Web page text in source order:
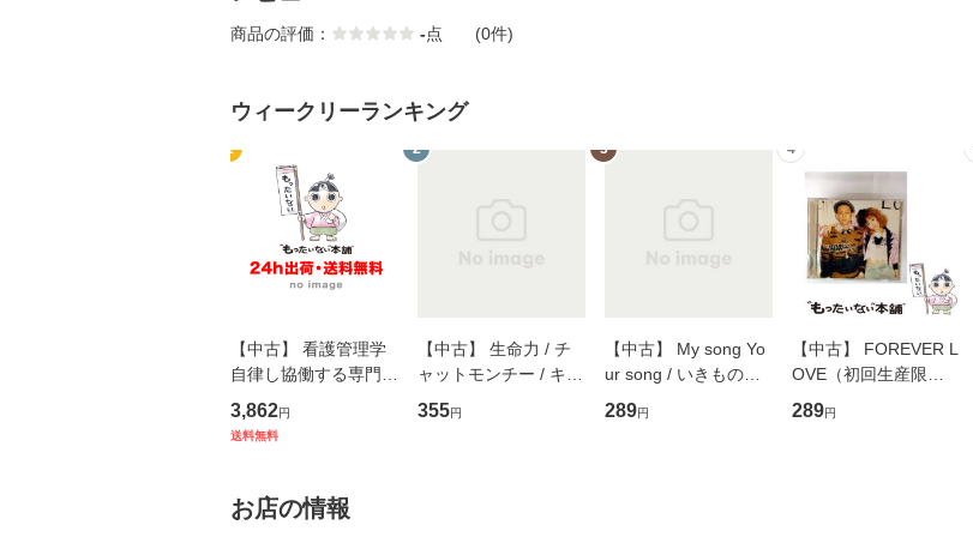
商品の評価： -点 (0件)
ウィークリーランキング
1
【中古】 看護管理学
自律し協働する専門職
の看護マネジメントス
キル 改訂第3版 (看護
堂 [単行
3,862円
送料無料
2
【中古】 生命力 / チ
ャットモンチー / キュ
ーンレコード [CD]
【メール便送料無料】
355円
3
【中古】 My song Yo
ur song / いきものが
かり / [CD]【メール便
送料無料】
289円
4
【中古】 FOREVER L
OVE（初回生産限定
盤） / 清水翔太×加藤
ミリヤ / [CD]【メール
289円
お店の情報